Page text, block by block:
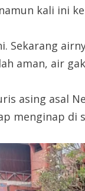
kali ini
Sekarang
aman, air
asing asal
menginap di